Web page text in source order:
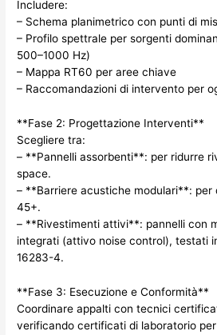
Includere:
– Schema planimetrico con punti di
– Profilo spettrale per sorgenti
500–1000 Hz)
– Mappa RT60 per aree chiave
– Raccomandazioni di intervento per
**Fase 2: Progettazione Interventi**
Scegliere tra:
– **Pannelli assorbenti**: per ridurre
space.
– **Barriere acustiche modulari**: per
45+.
– **Rivestimenti attivi**: pannelli con
integrati (attivo noise control), testati
16283-4.
**Fase 3: Esecuzione e Conformità**
Coordinare appalti con tecnici
verificando certificati di laboratorio